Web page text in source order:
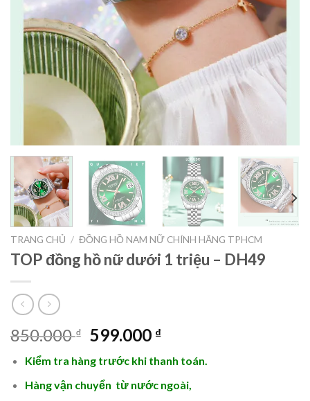
TRANG CHỦ / ĐỒNG HỒ NAM NỮ CHÍNH HÃNG TPHCM
TOP đồng hồ nữ dưới 1 triệu – DH49
850.000₫ Giá
là:
850.000 ₫.
599.000 ₫Giá
tại
là:
Kiểm tra hàng trước khi thanh toán.
Hàng vận chuyển từ nước ngoài,